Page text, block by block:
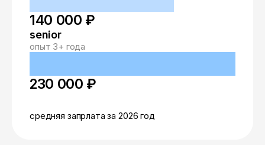
140 000 ₽
senior
опыт 3+ года
230 000 ₽
средняя запрлата за 2026 год